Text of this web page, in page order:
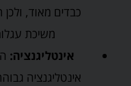
כבדים מאוד,
משיכת
אינטליגנציה:
אינטליגנציה